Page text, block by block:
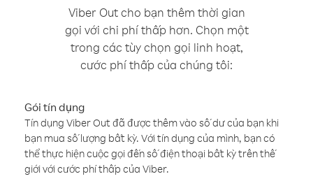
Viber Out cho bạn thêm thời gian
gọi với chi phí thấp hơn. Chọn một
trong các tùy chọn gọi linh hoạt,
cước phí thấp của chúng tôi:
Gói tín dụng
Tín dụng Viber Out đã được thêm vào số dư của bạn khi
bạn mua số lượng bất kỳ. Với tín dụng của mình, bạn có
thể thực hiện cuộc gọi đến số điện thoại bất kỳ trên thế
giới với cước phí thấp của Viber.